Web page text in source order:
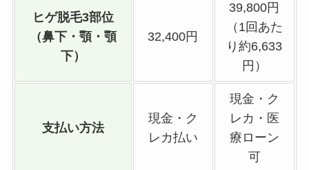
ヒゲ脱毛3部位
（鼻下・顎・顎
下）
32,400円
39,800円
（1回あた
り約6,633
円）
支払い方法
現金・ク
レカ払い
現金・ク
レカ・医
療ローン
可